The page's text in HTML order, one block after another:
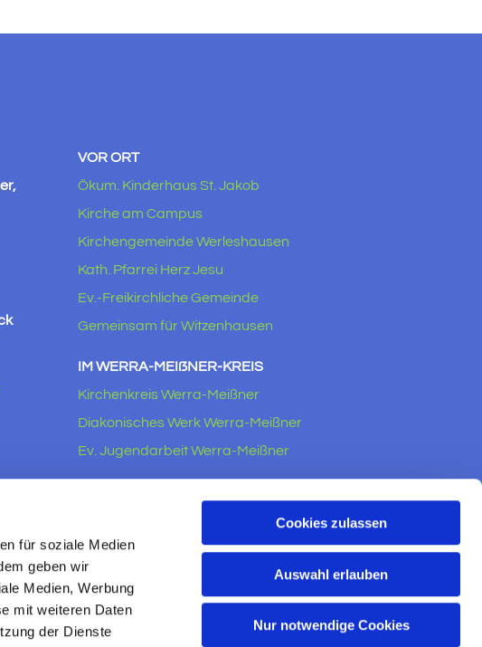
für soziale Medien
geben wir
Medien, Werbung
mit weiteren Daten
der Dienste
Cookies zulassen
Auswahl erlauben
Nur notwendige Cookies
VOR ORT
Ökum. Kinderhaus St. Jakob
Kirche am Campus
Kirchengemeinde Werleshausen
Kath. Pfarrei Herz Jesu
Ev.-Freikirchliche Gemeinde
Gemeinsam für Witzenhausen
IM WERRA-MEIẞNER-KREIS
Kirchenkreis Werra-Meißner
Diakonisches Werk Werra-Meißner
Ev. Jugendarbeit Werra-Meißner
Datenschutzerklärung